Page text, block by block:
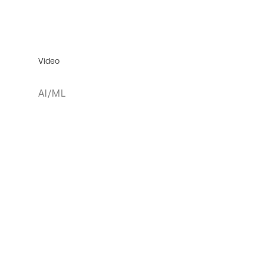
Video
AI/ML